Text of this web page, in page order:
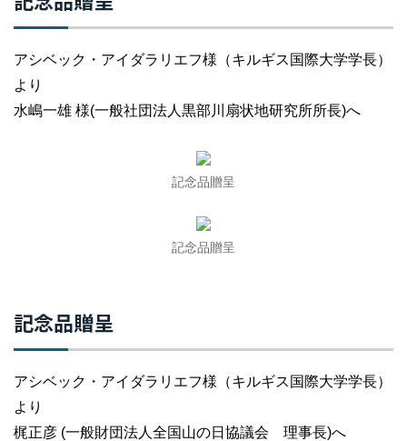
アシベック・アイダラリエフ様（キルギス国際大学学長）
より
水嶋一雄 様(一般社団法人黒部川扇状地研究所所長)へ
記念品贈呈
記念品贈呈
記念品贈呈
アシベック・アイダラリエフ様（キルギス国際大学学長）
より
梶正彦 (一般財団法人全国山の日協議会 理事長)へ